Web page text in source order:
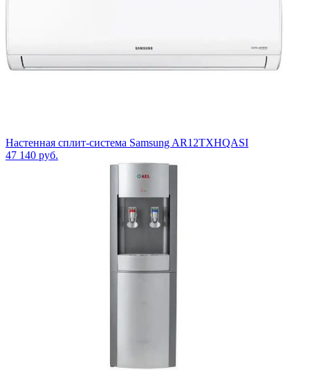
Настенная сплит-система Samsung AR12TXHQASI
47 140 руб.